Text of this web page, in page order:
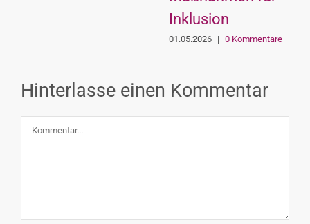
Inklusion
01.05.2026 | 0 Kommentare
Hinterlasse einen Kommentar
Kommentar